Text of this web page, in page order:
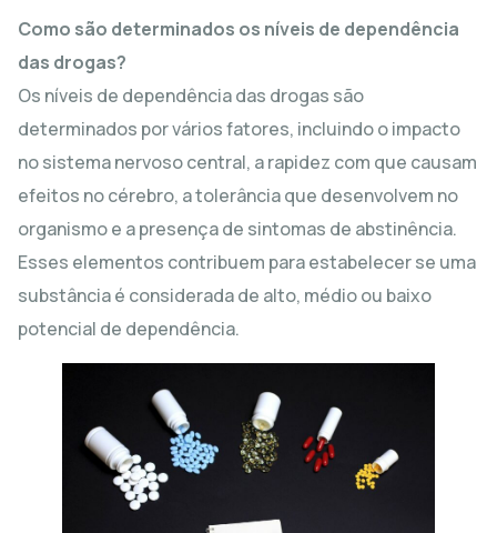
Como são determinados os níveis de dependência
das drogas?
Os níveis de dependência das drogas são
determinados por vários fatores, incluindo o impacto
no sistema nervoso central, a rapidez com que causam
efeitos no cérebro, a tolerância que desenvolvem no
organismo e a presença de sintomas de abstinência.
Esses elementos contribuem para estabelecer se uma
substância é considerada de alto, médio ou baixo
potencial de dependência.